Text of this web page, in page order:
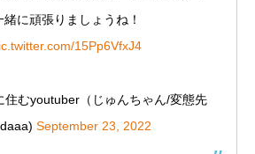
緒に頑張りましょうね！
15Pp6VfxJ4
むyoutuber（じゅんちゃん/変態先
September 23, 2022